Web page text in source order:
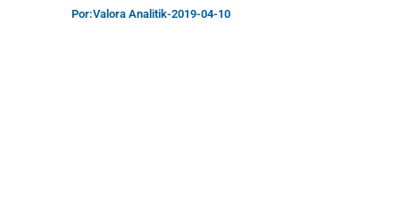
Por:Valora Analitik-2019-04-10